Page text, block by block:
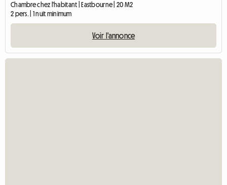
Chambre chez l'habitant | Eastbourne | 20 M2
2 pers. | 1 nuit minimum
Voir l'annonce